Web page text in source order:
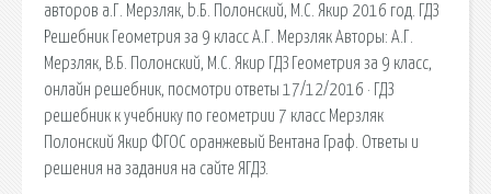
авторов a.Г. Мерзляк, b.Б. Полонский, М.С. Якир 2016 год. ГДЗ
Решебник Геометрия за 9 класс А.Г. Мерзляк Авторы: А.Г.
Мерзляк, В.Б. Полонский, М.С. Якир ГДЗ Геометрия за 9 класс,
онлайн решебник, посмотри ответы 17/12/2016 · ГДЗ
решебник к учебнику по геометрии 7 класс Мерзляк
Полонский Якир ФГОС оранжевый Вентана Граф. Ответы и
решения на задания на сайте ЯГДЗ.